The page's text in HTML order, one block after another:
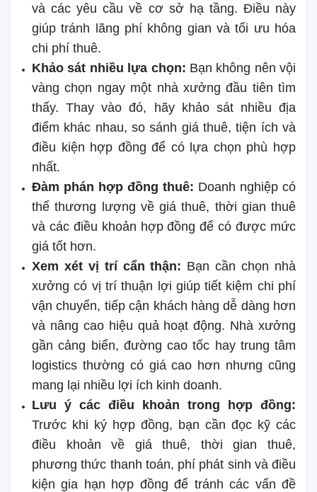
và các yêu cầu về cơ sở hạ tầng. Điều này
giúp tránh lãng phí không gian và tối ưu hóa
chi phí thuê.
Khảo sát nhiều lựa chọn: Bạn không nên vội
vàng chọn ngay một nhà xưởng đầu tiên tìm
thấy. Thay vào đó, hãy khảo sát nhiều địa
điểm khác nhau, so sánh giá thuê, tiện ích và
điều kiện hợp đồng để có lựa chọn phù hợp
nhất.
Đàm phán hợp đồng thuê: Doanh nghiệp có
thể thương lượng về giá thuê, thời gian thuê
và các điều khoản hợp đồng để có được mức
giá tốt hơn.
Xem xét vị trí cẩn thận: Bạn cần chọn nhà
xưởng có vị trí thuận lợi giúp tiết kiệm chi phí
vận chuyển, tiếp cận khách hàng dễ dàng hơn
và nâng cao hiệu quả hoạt động. Nhà xưởng
gần cảng biển, đường cao tốc hay trung tâm
logistics thường có giá cao hơn nhưng cũng
mang lại nhiều lợi ích kinh doanh.
Lưu ý các điều khoản trong hợp đồng:
Trước khi ký hợp đồng, bạn cần đọc kỹ các
điều khoản về giá thuê, thời gian thuê,
phương thức thanh toán, phí phát sinh và điều
kiện gia hạn hợp đồng để tránh các vấn đề